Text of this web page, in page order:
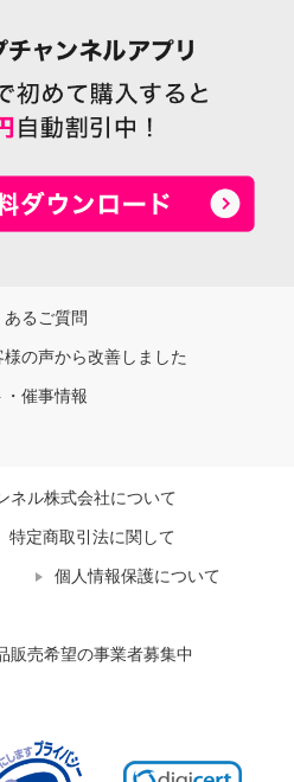
あるご質問
様の声から改善しました
・催事情報
ネル株式会社について
特定商取引法に関して
個人情報保護について
販売希望の事業者募集中